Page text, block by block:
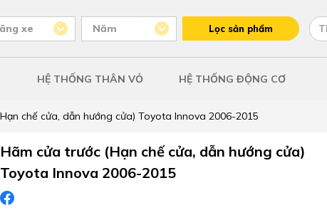
xe Năm Lọc sản phẩm
HỆ THỐNG THÂN VỎ HỆ THỐNG ĐỘNG CƠ
chế cửa, dẫn hướng cửa) Toyota Innova 2006-2015
Hãm cửa trước (Hạn chế cửa, dẫn hướng cửa)
Toyota Innova 2006-2015